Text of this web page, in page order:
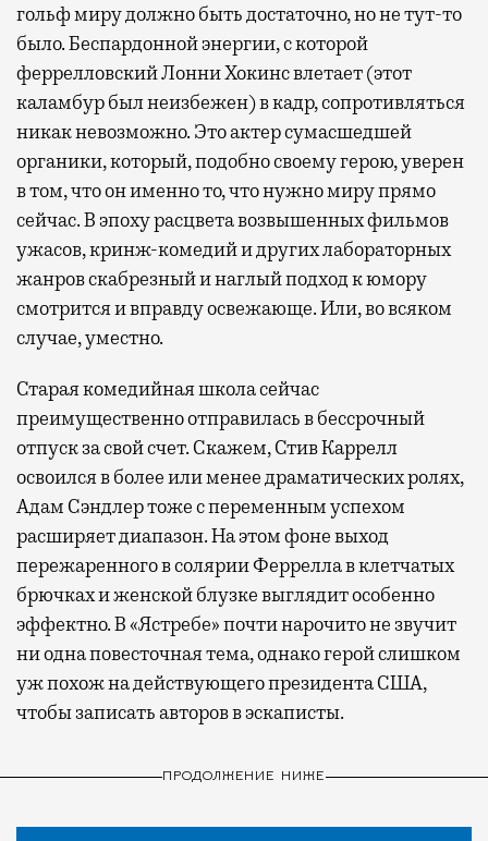
гольф миру должно быть достаточно, но не тут-то
было. Беспардонной энергии, с которой
феррелловский Лонни Хокинс влетает (этот
каламбур был неизбежен) в кадр, сопротивляться
никак невозможно. Это актер сумасшедшей
органики, который, подобно своему герою, уверен
в том, что он именно то, что нужно миру прямо
сейчас. В эпоху расцвета возвышенных фильмов
ужасов, кринж-комедий и других лабораторных
жанров скабрезный и наглый подход к юмору
смотрится и вправду освежающе. Или, во всяком
случае, уместно.
Старая комедийная школа сейчас
преимущественно отправилась в бессрочный
отпуск за свой счет. Скажем, Стив Каррелл
освоился в более или менее драматических ролях,
Адам Сэндлер тоже с переменным успехом
расширяет диапазон. На этом фоне выход
пережаренного в солярии Феррелла в клетчатых
брючках и женской блузке выглядит особенно
эффектно. В «Ястребе» почти нарочито не звучит
ни одна повесточная тема, однако герой слишком
уж похож на действующего президента США,
чтобы записать авторов в эскаписты.
ПРОДОЛЖЕНИЕ НИЖЕ